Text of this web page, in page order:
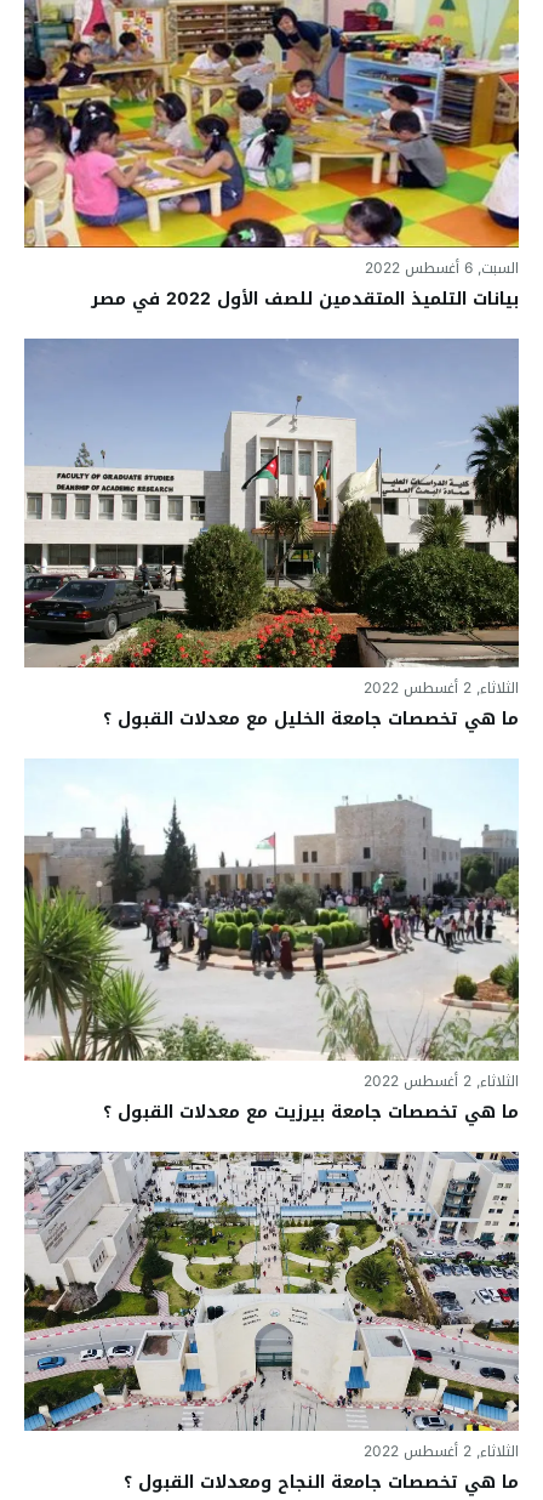
السبت, 6 أغسطس 2022
بيانات التلميذ المتقدمين للصف الأول 2022 في مصر
الثلاثاء, 2 أغسطس 2022
ما هي تخصصات جامعة الخليل مع معدلات القبول ؟
الثلاثاء, 2 أغسطس 2022
ما هي تخصصات جامعة بيرزيت مع معدلات القبول ؟
الثلاثاء, 2 أغسطس 2022
ما هي تخصصات جامعة النجاح ومعدلات القبول ؟